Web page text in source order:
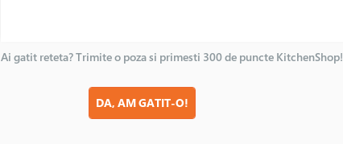
Ai gatit reteta? Trimite o poza si primesti 300 de puncte KitchenShop!
DA, AM GATIT-O!